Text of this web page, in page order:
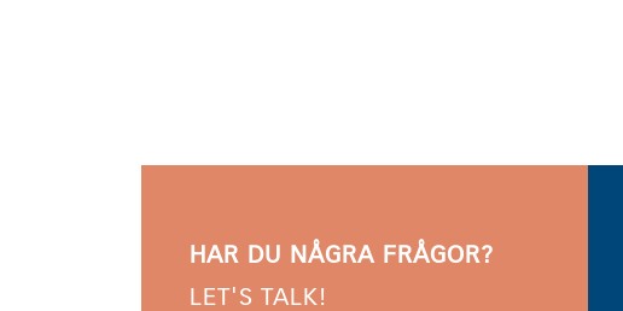
HAR DU NÅGRA FRÅGOR?
LET'S TALK!